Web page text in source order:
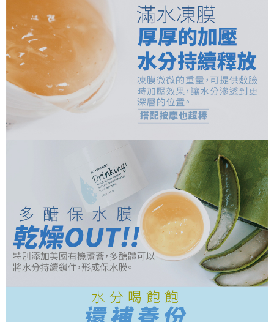
2.基於同意付款使用「大哥付你分期」之契約關係目的，商店將以您的個人
資料（包含姓名、電話或地址）提供予台灣大哥大進項蒐集、處理及利用，
由本公司與您本人進行分期帳單所需資料之確認、核對及更正。
3.完整用戶服務條款，請詳閱以下連結：https://oppay.tw/userRule
※ 交易是否成功請以「AFTEE先享後付 」之結帳頁面顯示為準，若有關於
是否繳費成功／繳費後需取消欲退款等相關疑問，請聯繫「AFTEE先享後付
客戶支援中心」
https://netprotections.freshdesk.com/support/home
【注意事項】
１．透過由恩沛科技股份有限公司提供之「AFTEE先享後付」服務完成之交
易，需依本服務之必要範圍內提供個人資料，並將交易相關給付款項請求債
權轉讓予恩沛科技股份有限公司。
２．關於個人資料處理事宜，請瀏覽以下網址：
https://aftee.tw/terms/#terms3
３．未成年的使用者請事先徵得法定代理人或監護人之同意方可使用
４．使用「AFTEE先享後付」時，將依據個別帳號之用戶狀況，依本公司即
時審查核予不同之上限額度；若仍有額度不足之情形，本公司將視審查結果
請求用戶進行身份認證。
５．嚴禁一人註冊多個帳號或使用他人資訊註冊。若發現惡意使用之情形，
恩沛科技股份有限公司將有權停止該用戶之使用額度並採取法律行動。
外島宅配 - 黑貓／大榮
免運費
內湖體驗館 (先LINE小編再下單，限當日自取)
免運費
免運費